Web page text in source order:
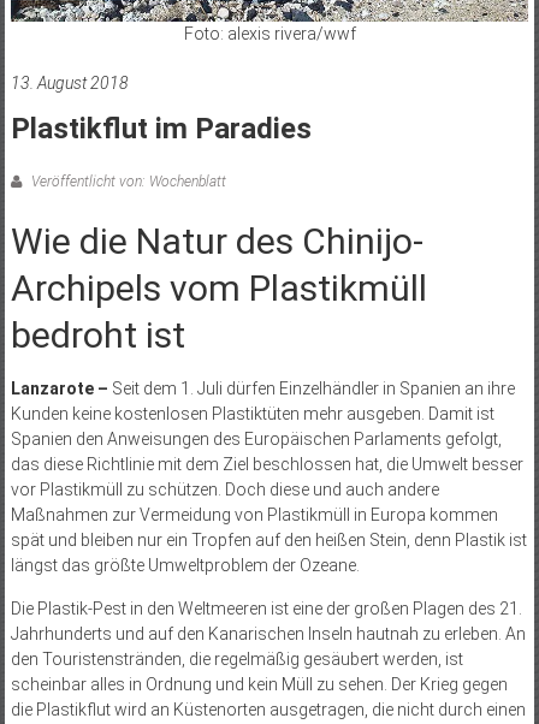
Foto: alexis rivera/wwf
13. August 2018
Plastikflut im Paradies
Veröffentlicht von: Wochenblatt
Wie die Natur des Chinijo-
Archipels vom Plastikmüll
bedroht ist
Lanzarote – Seit dem 1. Juli dürfen Einzelhändler in Spanien an ihre
Kunden keine kostenlosen Plastiktüten mehr ausgeben. Damit ist
Spanien den Anweisungen des Europäischen Parlaments gefolgt,
das diese Richtlinie mit dem Ziel beschlossen hat, die Umwelt besser
vor Plastikmüll zu schützen. Doch diese und auch andere
Maßnahmen zur Vermeidung von Plastikmüll in Europa kommen
spät und bleiben nur ein Tropfen auf den heißen Stein, denn Plastik ist
längst das größte Umweltproblem der Ozeane.
Die Plastik-Pest in den Weltmeeren ist eine der großen Plagen des 21.
Jahrhunderts und auf den Kanarischen Inseln hautnah zu erleben. An
den Touristenstränden, die regelmäßig gesäubert werden, ist
scheinbar alles in Ordnung und kein Müll zu sehen. Der Krieg gegen
die Plastikflut wird an Küstenorten ausgetragen, die nicht durch einen